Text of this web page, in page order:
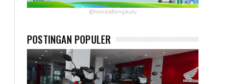
@hondaBengkulu
POSTINGAN POPULER